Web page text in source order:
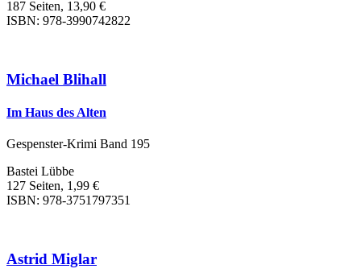
187 Seiten, 13,90 €
ISBN: 978-3990742822
Michael Blihall
Im Haus des Alten
Gespenster-Krimi Band 195
Bastei Lübbe
127 Seiten, 1,99 €
ISBN: 978-3751797351
Astrid Miglar